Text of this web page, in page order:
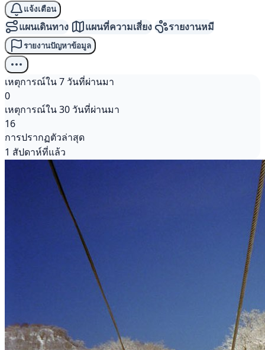
แจ้งเตือน
แผนเดินทาง แผนที่ความเสี่ยง รายงานหมี
รายงานปัญหาข้อมูล
เหตุการณ์ใน 7 วันที่ผ่านมา
0
เหตุการณ์ใน 30 วันที่ผ่านมา
16
การปรากฏตัวล่าสุด
1 สัปดาห์ที่แล้ว